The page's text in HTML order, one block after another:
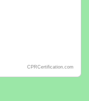
CPRCertification.com